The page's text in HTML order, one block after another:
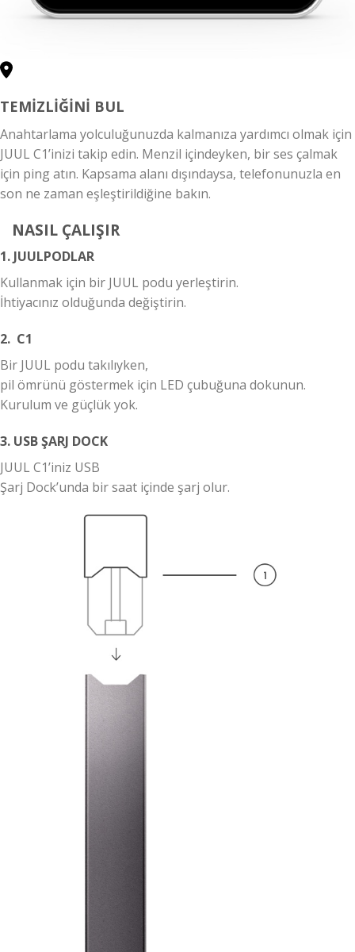
TEMİZLİĞİNİ BUL
Anahtarlama yolculuğunuzda kalmanıza yardımcı olmak için
JUUL C1’inizi takip edin. Menzil içindeyken, bir ses çalmak
için ping atın. Kapsama alanı dışındaysa, telefonunuzla en
son ne zaman eşleştirildiğine bakın.
NASIL ÇALIŞIR
1. JUULPODLAR
Kullanmak için bir JUUL podu yerleştirin.
İhtiyacınız olduğunda değiştirin.
2. C1
Bir JUUL podu takılıyken,
pil ömrünü göstermek için LED çubuğuna dokunun.
Kurulum ve güçlük yok.
3. USB ŞARJ DOCK
JUUL C1’iniz USB
Şarj Dock’unda bir saat içinde şarj olur.